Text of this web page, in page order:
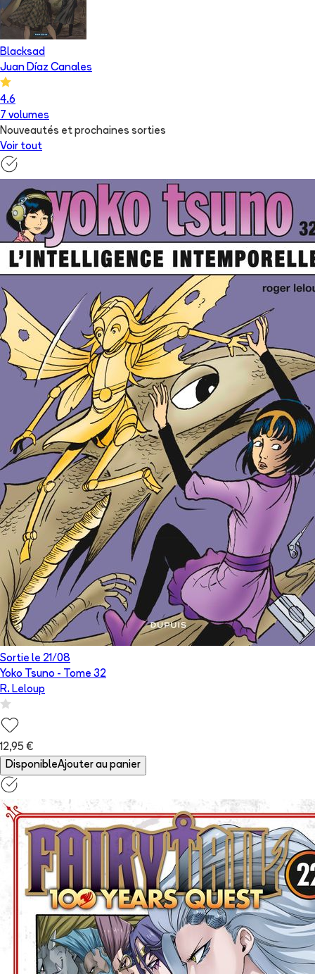
Blacksad
Juan Díaz Canales
4.6
7 volumes
Nouveautés et prochaines sorties
Voir tout
Sortie le 21/08
Yoko Tsuno - Tome 32
R. Leloup
12,95 €
DisponibleAjouter au panier